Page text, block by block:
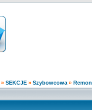
» SEKCJE » Szybowcowa »